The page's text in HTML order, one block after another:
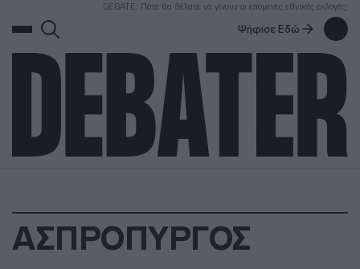
DEBATE: Πότε θα θέλατε να γίνουν οι επόμενες εθνικές εκλογές;
Ψήφισε Εδώ
ΑΣΠΡΟΠΥΡΓΟΣ